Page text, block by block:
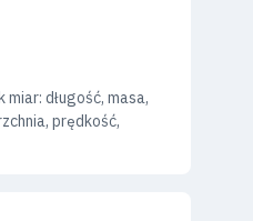
długość, masa,
prędkość,